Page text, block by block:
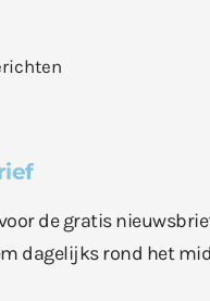
de gratis
dagelijks rond het